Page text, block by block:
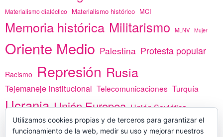
Materialismo dialéctico Materialismo histórico MCI
Memoria histórica Militarismo MLNV Mujer
Oriente Medio Palestina Protesta popular
Racismo Represión Rusia
Tejemaneje institucional Telecomunicaciones Turquía
Ucrania Unión Europea Unión Soviética
vacunas Yemen África
Utilizamos cookies propias y de terceros para garantizar el
funcionamiento de la web, medir su uso y mejorar nuestros